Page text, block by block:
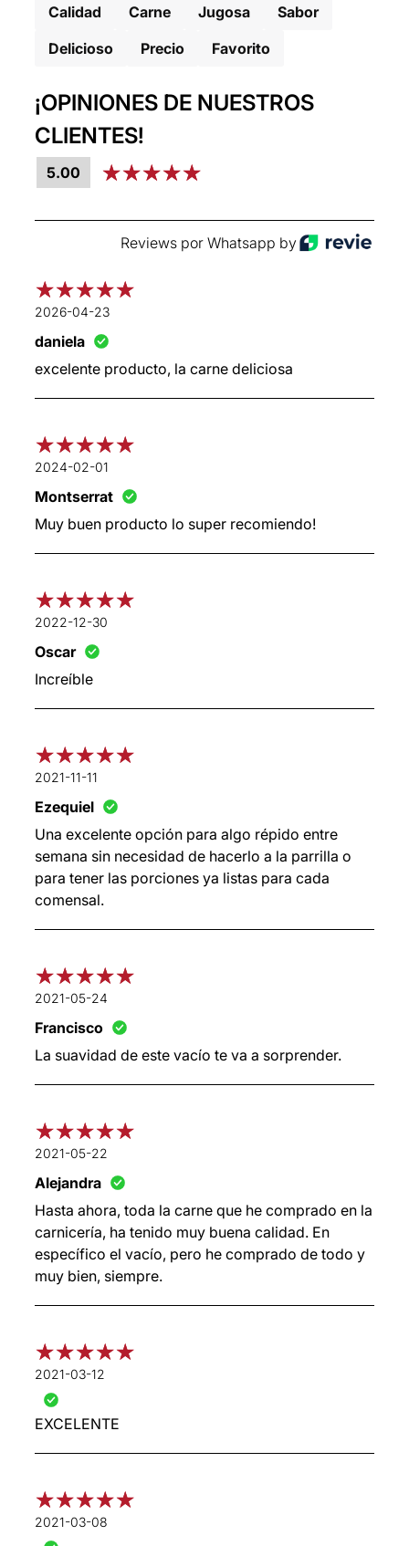
Calidad
Carne Jugosa
Sabor
Delicioso
Precio Favorito
¡OPINIONES DE NUESTROS
CLIENTES!
5.00
Reviews por Whatsapp by
2026-04-23
daniela
excelente producto, la carne deliciosa
2024-02-01
Montserrat
Muy buen producto lo super recomiendo!
2022-12-30
Oscar
Increíble
2021-11-11
Ezequiel
Una excelente opción para algo répido entre
semana sin necesidad de hacerlo a la parrilla o
para tener las porciones ya listas para cada
comensal.
2021-05-24
Francisco
La suavidad de este vacío te va a sorprender.
2021-05-22
Alejandra
Hasta ahora, toda la carne que he comprado en la
carnicería, ha tenido muy buena calidad. En
específico el vacío, pero he comprado de todo y
muy bien, siempre.
2021-03-12
EXCELENTE
2021-03-08